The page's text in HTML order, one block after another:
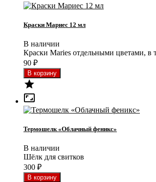
Краски Мариес 12 мл
В наличии
Краски Maries отдельными цветами, в
90 ₽


Термошелк «Облачный феникс»
В наличии
Шёлк для свитков
300 ₽